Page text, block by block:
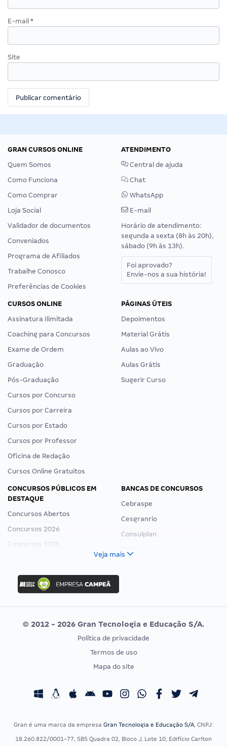
E-mail *
Site
GRAN CURSOS ONLINE
Quem Somos
Como Funciona
Como Comprar
Loja Social
Validador de documentos
Conveniados
Programa de Afiliados
Trabalhe Conosco
Preferências de Cookies
ATENDIMENTO
Central de ajuda
Chat
WhatsApp
E-mail
Horário de atendimento:
segunda a sexta (8h às 20h),
sábado (9h às 13h).
Foi aprovado?
Envie-nos a sua história!
CURSOS ONLINE
Assinatura Ilimitada
Coaching para Concursos
Exame de Ordem
Graduação
Pós-Graduação
Cursos por Concurso
Cursos por Carreira
Cursos por Estado
Cursos por Professor
Oficina de Redação
Cursos Online Gratuitos
PÁGINAS ÚTEIS
Depoimentos
Material Grátis
Aulas ao Vivo
Aulas Grátis
Sugerir Curso
CONCURSOS PÚBLICOS EM
DESTAQUE
Concursos Abertos
Concursos 2026
Concursos 2025
Concurso Nacional Unificado
Concurso Ibama
Concurso MPU
Editais publicados
BANCAS DE CONCURSOS
Cebraspe
Cesgranrio
Consulplan
Vunesp
CONCURSOS POR PROFISSÃO
Concursos Fiscais
EXAME DE ORDEM
Calendário OAB
Veja mais
© 2012 - 2026 Gran Tecnologia e Educação S/A.
Política de privacidade
Termos de uso
Mapa do site
Gran é uma marca da empresa Gran Tecnologia e Educação S/A, CNPJ:
18.260.822/0001-77, SBS Quadra 02, Bloco J, Lote 10, Edifício Carlton